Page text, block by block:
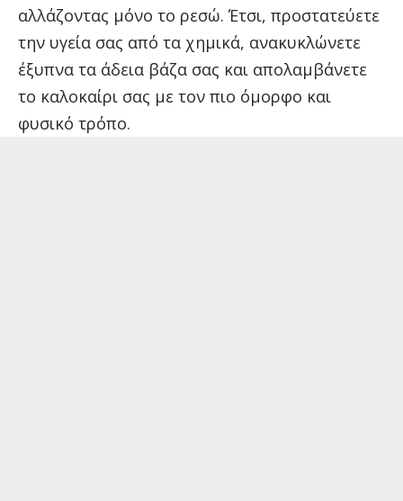
αλλάζοντας μόνο το ρεσώ. Έτσι, προστατεύετε
την υγεία σας από τα χημικά, ανακυκλώνετε
έξυπνα τα άδεια βάζα σας και απολαμβάνετε
το καλοκαίρι σας με τον πιο όμορφο και
φυσικό τρόπο.